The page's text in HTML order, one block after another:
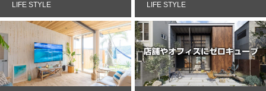
LIFE STYLE LIFE STYLE